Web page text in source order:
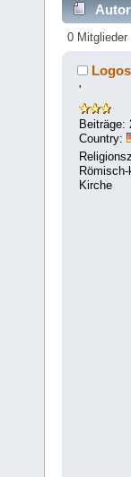
Autor
0
Logos
'
Beiträge:
Country:
Kirche